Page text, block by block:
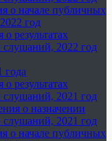
о начале публичных
год
результатах
2022 год
года
результатах
2021 год
о назначении
2021 год
о начале публичных